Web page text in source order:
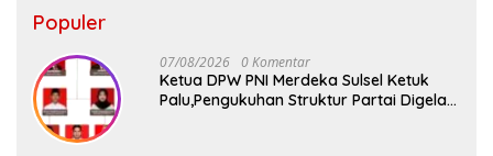
Populer
07/08/2026 0 Komentar
Ketua DPW PNI Merdeka Sulsel Ketuk
Palu,Pengukuhan Struktur Partai Digelar